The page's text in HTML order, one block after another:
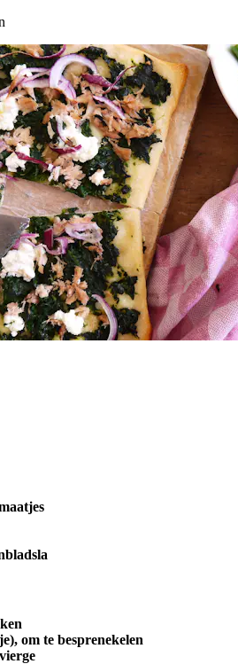
om te besprenekelen